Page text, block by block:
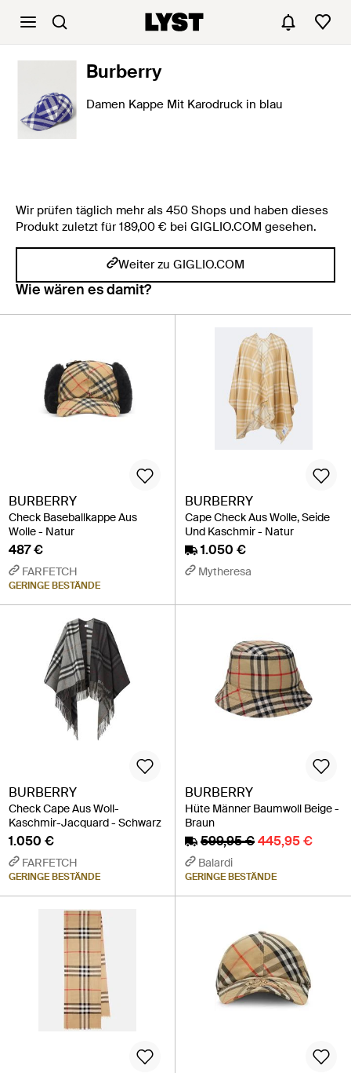
Burberry
Damen Kappe Mit Karodruck in blau
Wir prüfen täglich mehr als 450 Shops und haben dieses
Produkt zuletzt für 189,00 € bei GIGLIO.COM gesehen.
Weiter zu GIGLIO.COM
Wie wären es damit?
BURBERRY
Check Baseballkappe Aus
Wolle - Natur
487 €
FARFETCH
GERINGE BESTÄNDE
BURBERRY
Cape Check Aus Wolle, Seide
Und Kaschmir - Natur
1.050 €
Mytheresa
BURBERRY
Check Cape Aus Woll-
Kaschmir-Jacquard - Schwarz
1.050 €
FARFETCH
GERINGE BESTÄNDE
BURBERRY
Hüte Männer Baumwoll Beige -
Braun
599,95 €445,95 €
Balardi
GERINGE BESTÄNDE